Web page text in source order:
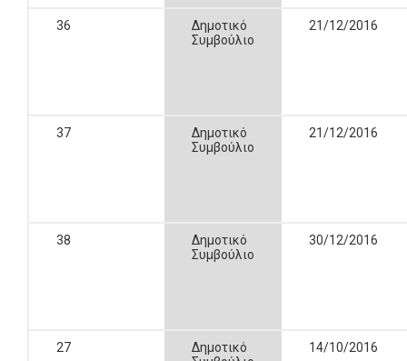
36
Δημοτικό
Συμβούλιο
21/12/2016
37
Δημοτικό
Συμβούλιο
21/12/2016
38
Δημοτικό
Συμβούλιο
30/12/2016
27
Δημοτικό
14/10/2016